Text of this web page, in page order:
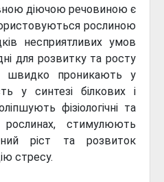
діючою речовиною є
рослиною
несприятливих умов
для розвитку та росту
швидко проникають у
у синтезі білкових і
фізіологічні та
стимулюють
ріст та розвиток
стресу.